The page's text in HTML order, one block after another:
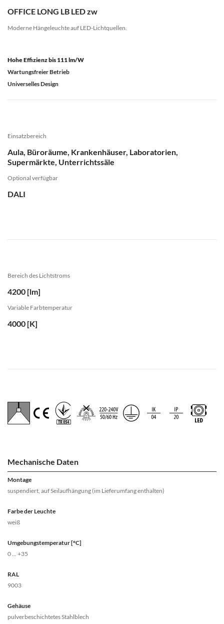
OFFICE LONG LB LED zw
Moderne Hängeleuchte auf LED-Lichtquellen.
Hohe Effizienz bis 111 lm/W
Wartungsfreier Betrieb
Universelles Design
Einsatzbereich
Aula, Büroräume, Krankenhäuser, Laboratorien,
Supermärkte, Unterrichtssäle
Optional verfügbar
DALI
Bereich des Lichtstroms
4200 [lm]
Variable Farbtemperatur
4000 [K]
Mechanische Daten
Montage
suspendiert, auf Seilaufhängung (im Lieferumfang enthalten)
Farbe der Leuchte
weiß
Umgebungstemperatur [°C]
0 ... +35
RAL
9003
Gehäuse
pulverbeschichtetes Stahlblech